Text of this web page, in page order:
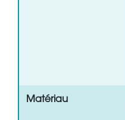
Matériau